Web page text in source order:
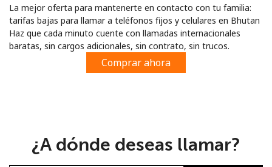
Regístrate con
La mejor oferta para mantenerte en contacto con tu familia:
tarifas bajas para llamar a teléfonos fijos y celulares en Bhutan
Haz que cada minuto cuente con llamadas internacionales
baratas, sin cargos adicionales, sin contrato, sin trucos.
Comprar ahora
¿A dónde deseas llamar?